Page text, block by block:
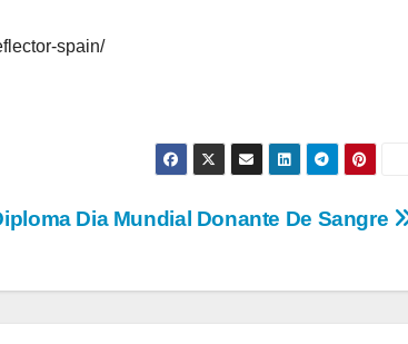
spain/
Dia Mundial Donante De Sangre